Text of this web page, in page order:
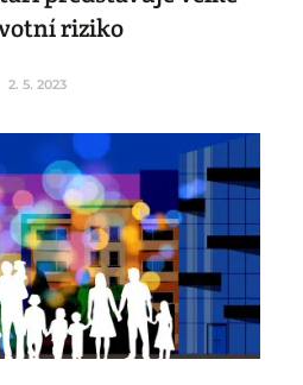
riziko
2. 5. 2023